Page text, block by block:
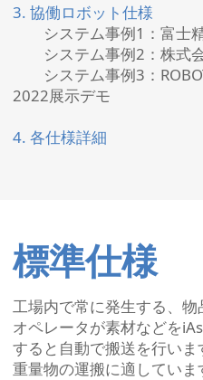
3. 協働ロボット仕様
システム事例1：富士
システム事例2：株式
システム事例3：ROBOT
2022展示デモ
4. 各仕様詳細
標準仕様
工場内で常に発生する、物
オペレータが素材などを
すると自動で搬送を行いま
重量物の運搬に適していま